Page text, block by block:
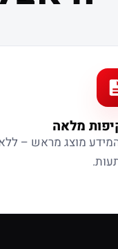
מלאה
מוצג מראש –